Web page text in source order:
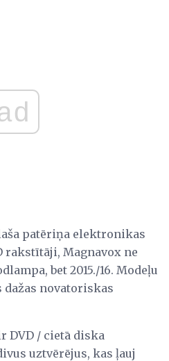
patēriņa elektronikas
rakstītāji, Magnavox ne
bet 2015./16. Modeļu
novatoriskas
DVD / cietā diska
uztvērējus, kas ļauj